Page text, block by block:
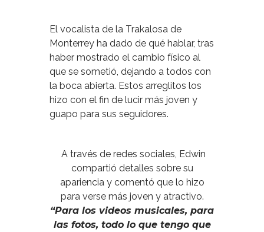
El vocalista de la Trakalosa de
Monterrey ha dado de qué hablar, tras
haber mostrado el cambio físico al
que se sometió, dejando a todos con
la boca abierta. Estos arreglitos los
hizo con el fin de lucir más joven y
guapo para sus seguidores.
A través de redes sociales, Edwin
compartió detalles sobre su
apariencia y comentó que lo hizo
para verse más joven y atractivo.
“Para los videos musicales, para
las fotos, todo lo que tengo que